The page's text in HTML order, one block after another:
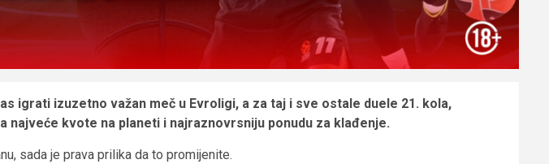
igrati izuzetno važan meč u Evroligi, a za taj i sve ostale duele 21. kola,
najveće kvote na planeti i najraznovrsniju ponudu za klađenje.
sada je prava prilika da to promijenite.